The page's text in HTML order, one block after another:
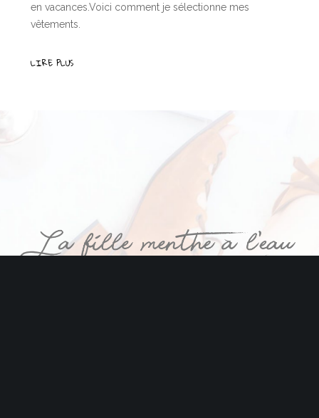
en vacances.Voici comment je sélectionne mes
vêtements.
LIRE PLUS